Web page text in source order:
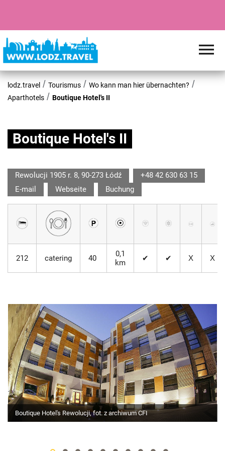
lodz.travel Tourismus
Wo kann man hier übernachten?
Aparthotels
Boutique Hotel's II
Boutique Hotel's II
Rewolucji 1905 r. 8, 90-273 Łódź
+48 42 630 63 15
E-mail
Webseite Buchung
212 catering 40
0,1
km
✔ ✔ Х Х
Boutique Hotel's Rewolucji, fot. z archiwum CFI